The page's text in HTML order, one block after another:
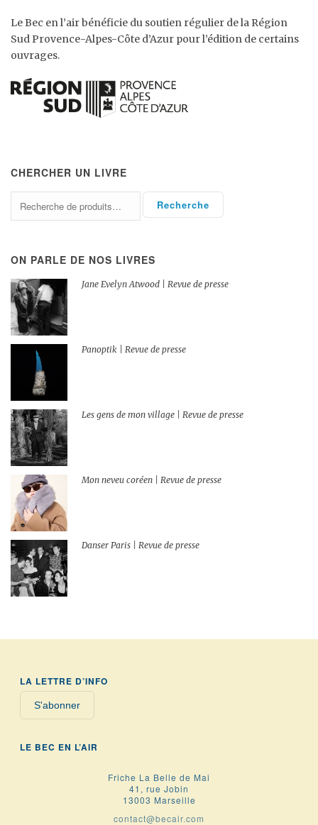
Le Bec en l’air bénéficie du soutien régulier de la Région
Sud Provence-Alpes-Côte d’Azur pour l’édition de certains
ouvrages.
CHERCHER UN LIVRE
pour :
Recherche
ON PARLE DE NOS LIVRES
Jane Evelyn Atwood | Revue de presse
Panoptik | Revue de presse
Les gens de mon village | Revue de presse
Mon neveu coréen | Revue de presse
Danser Paris | Revue de presse
LA LETTRE D’INFO
S'abonner
LE BEC EN L’AIR
Friche La Belle de Mai
41, rue Jobin
13003 Marseille
contact@becair.com